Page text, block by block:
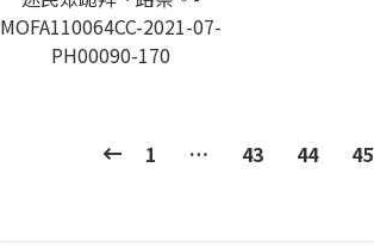
MOFA110064CC-2021-07-
PH00090-170
1 … 43 44 45